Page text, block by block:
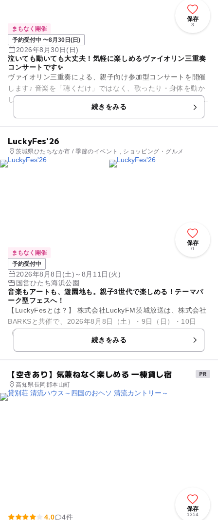
保存
3
まもなく開催
予約受付中 〜8月30日(日)
2026年8月30日(日)
泣いても動いても大丈夫！気軽に楽しめるヴァイオリン三重奏
コンサートです✨
ヴァイオリン三重奏による、親子向け参加型コンサートを開催
します♪ 音楽を「聴くだけ」ではなく、歌ったり・身体を動か
したりしながら楽しめる体験型イベントです！ 小さなお子さま
続きをみる
LuckyFes'26
茨城県ひたちなか市 / 季節のイベント , ショッピング・グルメ
保存
0
まもなく開催
予約受付中
2026年8月8日(土)～8月11日(火)
国営ひたち海浜公園
音楽もアートも、遊園地も。親子3世代で楽しめる！テーマパ
ーク型フェスへ！
【LuckyFesとは？】 株式会社LuckyFM茨城放送は、株式会社
BARKSと共催で、2026年8月8日（土）・9日（日）・10日
（月）・11日（火・祝）の4日間、国営ひたち海浜公園でLu...
続きをみる
【空きあり】気兼ねなく楽しめる 一棟貸し宿
高知県長岡郡本山町
保存
1354
4.0
4件